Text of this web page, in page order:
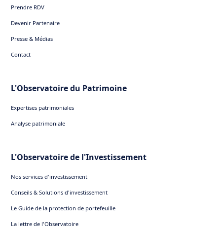
Prendre RDV
Devenir Partenaire
Presse & Médias
Contact
L'Observatoire du Patrimoine
Expertises patrimoniales
Analyse patrimoniale
L'Observatoire de l'Investissement
Nos services d'investissement
Conseils & Solutions d'investissement
Le Guide de la protection de portefeuille
La lettre de l'Observatoire